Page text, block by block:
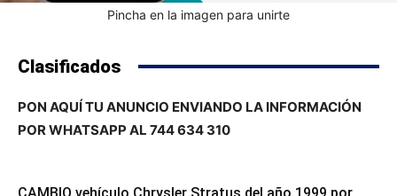
Pincha en la imagen para unirte
Clasificados
PON AQUÍ TU ANUNCIO ENVIANDO LA INFORMACIÓN
POR WHATSAPP AL 744 634 310
CAMBIO vehículo Chrysler Stratus del año 1999 por